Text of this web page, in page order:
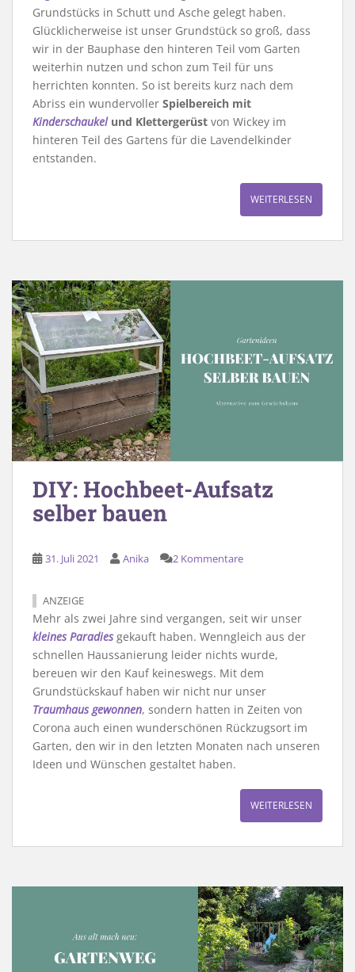
Grundstücks in Schutt und Asche gelegt haben.
Glücklicherweise ist unser Grundstück so groß, dass
wir in der Bauphase den hinteren Teil vom Garten
weiterhin nutzen und schon zum Teil für uns
herrichten konnten. So ist bereits kurz nach dem
Abriss ein wundervoller Spielbereich mit
Kinderschaukel und Klettergerüst von Wickey im
hinteren Teil des Gartens für die Lavendelkinder
entstanden.
WEITERLESEN
DIY: Hochbeet-Aufsatz
selber bauen
31. Juli 2021 Anika 2 Kommentare
ANZEIGE
Mehr als zwei Jahre sind vergangen, seit wir unser
kleines Paradiesgekauft haben. Wenngleich aus der
schnellen Haussanierung leider nichts wurde,
bereuen wir den Kauf keineswegs. Mit dem
Grundstückskauf haben wir nicht nur unser
Traumhaus gewonnen, sondern hatten in Zeiten von
Corona auch einen wunderschönen Rückzugsort im
Garten, den wir in den letzten Monaten nach unseren
Ideen und Wünschen gestaltet haben.
WEITERLESEN